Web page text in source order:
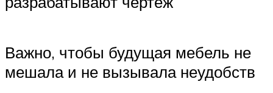
Важно, чтобы будущая мебель не
мешала и не вызывала неудобств